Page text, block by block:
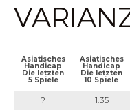
Asiatisches
Handicap
Die letzten
5 Spiele
Asiatisches
Handicap
Die letzten
10 Spiele
? 1.35